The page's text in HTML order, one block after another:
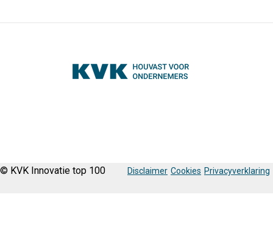
© KVK Innovatie top 100 Disclaimer Cookies Privacyverklaring